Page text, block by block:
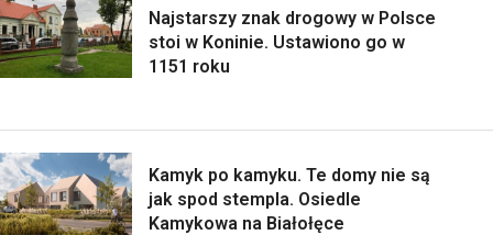
Najstarszy znak drogowy w Polsce
stoi w Koninie. Ustawiono go w
1151 roku
Kamyk po kamyku. Te domy nie są
jak spod stempla. Osiedle
Kamykowa na Białołęce